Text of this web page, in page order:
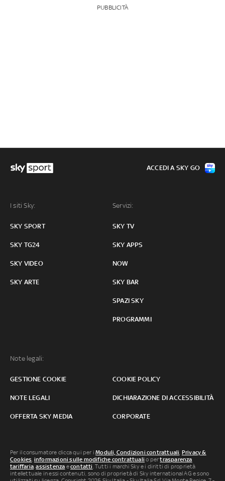
PUBBLICITÀ
I siti Sky:
SKY SPORT
SKY TG24
SKY VIDEO
SKY ARTE
Servizi:
SKY TV
SKY APPS
NOW
SKY BAR
SPAZI SKY
PROGRAMMI
Note legali:
GESTIONE COOKIE COOKIE POLICY
NOTE LEGALI DICHIARAZIONE DI ACCESSIBILITÀ
OFFERTA SKY MEDIA CORPORATE
ACCEDI A SKY GO
Per il consumatore clicca qui per iModuli, Condizioni contrattuali, Privacy &
Cookies, informazioni sulle modifiche contrattuali o pertrasparenza
tariffaria,assistenza econtatti. Tutti i marchi Sky e i diritti di proprietà
intellettuale in essi contenuti, sono di proprietà di Sky international AG e sono